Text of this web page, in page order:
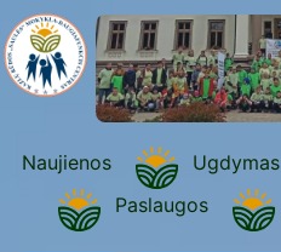
Naujienos Ugdymas
Paslaugos